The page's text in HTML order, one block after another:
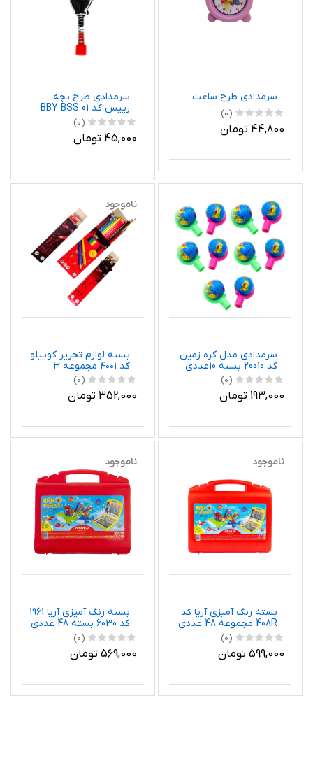
سرمدادی طرح ساعت
(0)
44,800 تومان
سرمدادی طرح بچه
رییس کد BBY BSS 01
(0)
45,000 تومان
سرمدادی مدل کره زمین
کد 20010 بسته 10عددی
(0)
193,000 تومان
ناموجود
بسته لوازم تحریر کوییلو
کد ۴۰۰۱ مجموعه ۳
عددی
(0)
352,000 تومان
ناموجود
بسته رنگ آمیزی آریا کد
408R مجموعه 48 عددی
(0)
599,000 تومان
ناموجود
بسته رنگ آمیزی آریا 1961
کد 6030 بسته 48 عددی
(0)
569,000 تومان